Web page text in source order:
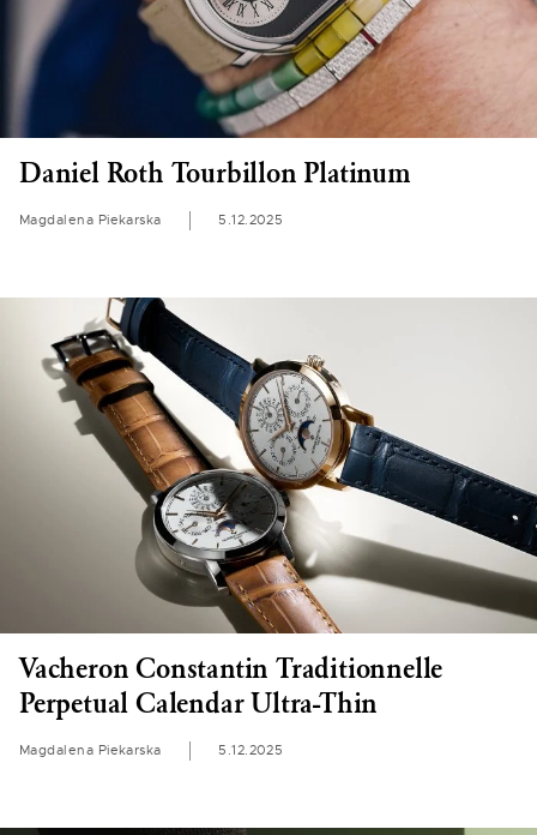
Daniel Roth Tourbillon Platinum
Magdalena Piekarska 5.12.2025
Vacheron Constantin Traditionnelle
Perpetual Calendar Ultra-Thin
Magdalena Piekarska 5.12.2025